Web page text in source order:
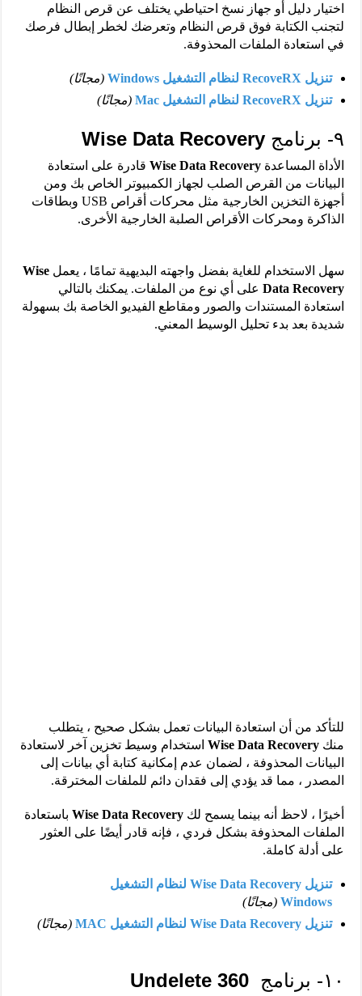
اختيار دليل أو جهاز نسخ احتياطي يختلف عن قرص النظام
لتجنب الكتابة فوق قرص النظام وتعرضك لخطر إبطال فرصك
في استعادة الملفات المحذوفة.
تنزيل RecoveRX لنظام التشغيل Windows
(مجانًا)
تنزيل RecoveRX لنظام التشغيل Mac
(مجانًا)
٩- برنامج Wise Data Recovery
الأداة المساعدة Wise Data Recoveryقادرة على استعادة
البيانات من القرص الصلب لجهاز الكمبيوتر الخاص بك ومن
أجهزة التخزين الخارجية مثل محركات أقراص USB وبطاقات
الذاكرة ومحركات الأقراص الصلبة الخارجية الأخرى.
سهل الاستخدام للغاية بفضل واجهته البديهية تمامًا ، يعمل Wise
Data Recoveryعلى أي نوع من الملفات. يمكنك بالتالي
استعادة المستندات والصور ومقاطع الفيديو الخاصة بك بسهولة
شديدة بعد بدء تحليل الوسيط المعني.
للتأكد من أن استعادة البيانات تعمل بشكل صحيح ، يتطلب
منك Wise Data Recoveryاستخدام وسيط تخزين آخر لاستعادة
البيانات المحذوفة ، لضمان عدم إمكانية كتابة أي بيانات إلى
المصدر ، مما قد يؤدي إلى فقدان دائم للملفات المخترقة.
أخيرًا ، لاحظ أنه بينما يسمح لك Wise Data Recoveryباستعادة
الملفات المحذوفة بشكل فردي ، فإنه قادر أيضًا على العثور
على أدلة كاملة.
تنزيل Wise Data Recovery لنظام التشغيل
Windows (مجانًا)
تنزيل Wise Data Recovery لنظام التشغيل MAC
(مجانًا)
١٠- برنامج Undelete 360